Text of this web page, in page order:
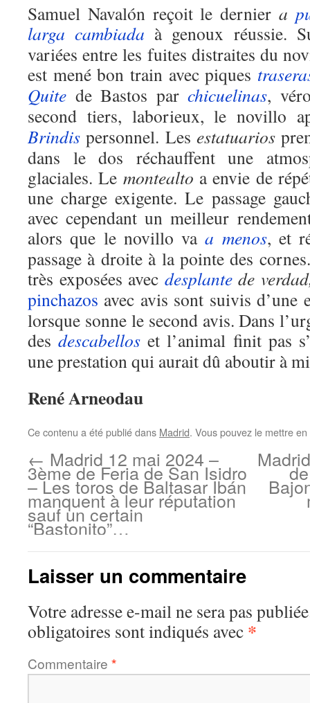
Samuel Navalón reçoit le dernier a
larga cambiada à genoux réussie.
variées entre les fuites distraites du
est mené bon train avec piques
Quite de Bastos par chicuelinas,
second tiers, laborieux, le novillo
Brindis personnel. Les estatuarios
dans le dos réchauffent une
glaciales. Le montealto a envie de
une charge exigente. Le passage
avec cependant un meilleur
alors que le novillo vaa menos, et
passage à droite à la pointe des
très exposées avec desplante de
pinchazos avec avis sont suivis d’une
lorsque sonne le second avis. Dans
desdescabellos et l’animal finit pas
une prestation qui aurait dû aboutir à
René Arneodau
Ce contenu a été publié dans Madrid. Vous pouvez le mettre
← Madrid 12 mai 2024 –
3ème de Feria de San Isidro
– Les toros de Baltasar Ibán
manquent à leur réputation
sauf un certain
“Bastonito”…
Laisser un commentaire
Votre adresse e-mail ne sera pas
obligatoires sont indiqués avec *
Commentaire *